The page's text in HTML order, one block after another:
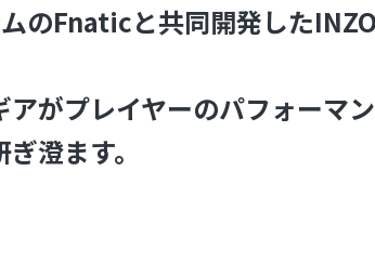
のFnaticと共同開発した
がプレイヤーのパフォーマ
澄ます。